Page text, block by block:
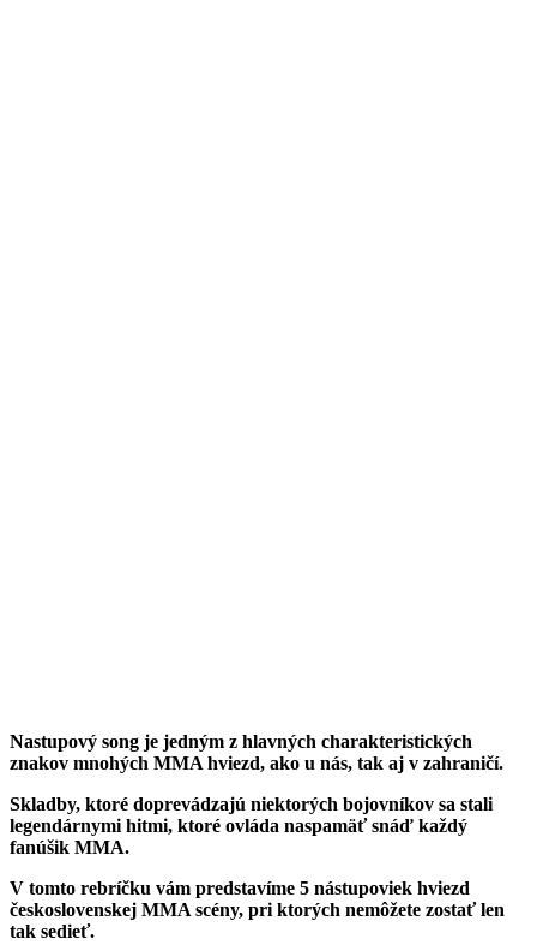
Nastupový song je jedným z hlavných charakteristických
znakov mnohých MMA hviezd, ako u nás, tak aj v zahraničí.
Skladby, ktoré doprevádzajú niektorých bojovníkov sa stali
legendárnymi hitmi, ktoré ovláda naspamäť snáď každý
fanúšik MMA.
V tomto rebríčku vám predstavíme 5 nástupoviek hviezd
československej MMA scény, pri ktorých nemôžete zostať len
tak sedieť.